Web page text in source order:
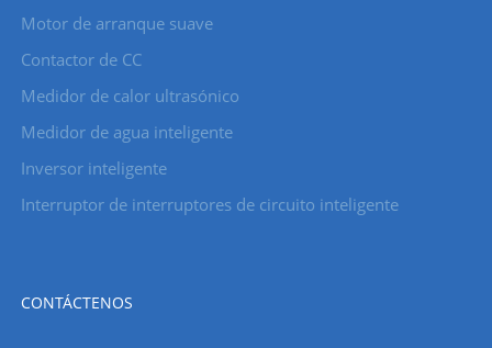
Motor de arranque suave
Contactor de CC
Medidor de calor ultrasónico
Medidor de agua inteligente
Inversor inteligente
Interruptor de interruptores de circuito inteligente
CONTÁCTENOS